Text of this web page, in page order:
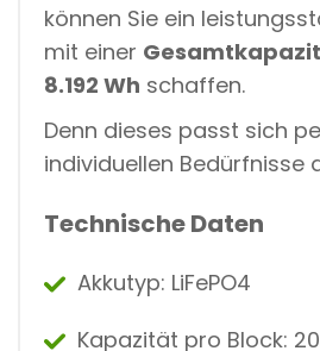
können Sie ein
mit einer
8.192 Wh schaffen.
Denn dieses passt sich
individuellen Bedürfnisse
Technische Daten
Akkutyp: LiFePO4
Kapazität pro Block: